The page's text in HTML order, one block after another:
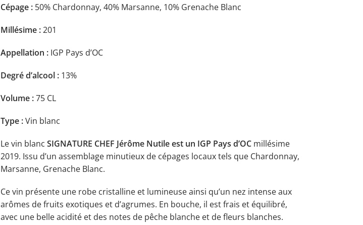
Cépage : 50% Chardonnay, 40% Marsanne, 10% Grenache Blanc
Millésime :201
Appellation :IGP Pays d’OC
Degré d’alcool :13%
Volume :75 CL
Type :Vin blanc
Le vin blanc SIGNATURE CHEF Jérôme Nutile est un IGP Pays d’OCmillésime
2019. Issu d’un assemblage minutieux de cépages locaux tels que Chardonnay,
Marsanne, Grenache Blanc.
Ce vin présente une robe cristalline et lumineuse ainsi qu’un nez intense aux
arômes de fruits exotiques et d’agrumes. En bouche, il est frais et équilibré,
avec une belle acidité et des notes de pêche blanche et de fleurs blanches.